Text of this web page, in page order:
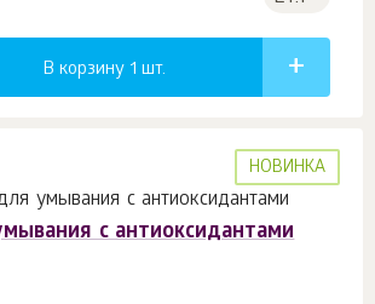
В корзину 1 шт.
НОВИНКА
c антиоксидантами